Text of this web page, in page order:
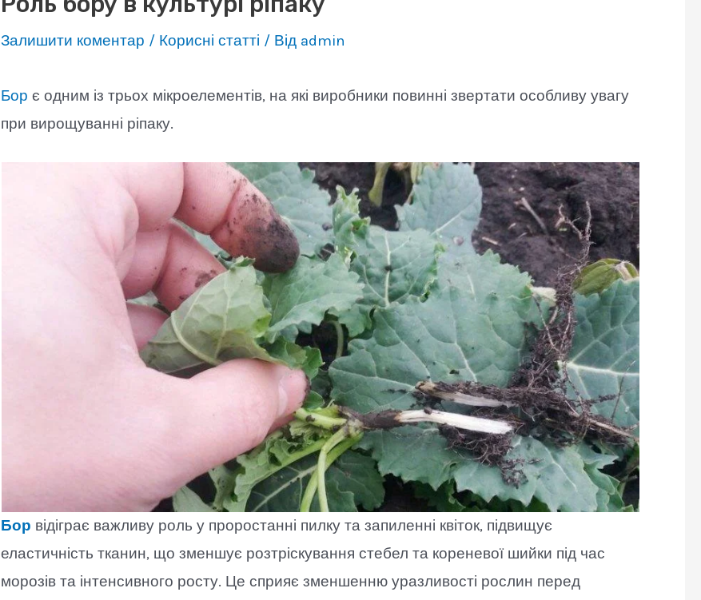
Залишити коментар / Корисні статті / Від admin
Бор є одним із трьох мікроелементів, на які виробники повинні звертати особливу увагу
при вирощуванні ріпаку.
Бор відіграє важливу роль у проростанні пилку та запиленні квіток, підвищує
еластичність тканин, що зменшує розтріскування стебел та кореневої шийки під час
морозів та інтенсивного росту. Це сприяє зменшенню уразливості рослин перед